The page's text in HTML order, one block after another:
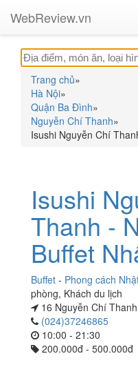
WebReview.vn
Trang chủ»
Hà Nội»
Quận Ba Đình»
Nguyễn Chí Thanh»
Isushi Nguyễn Chí
Isushi
Thanh -
Buffet
Buffet - Phong cách
phòng, Khách du lịch
16 Nguyễn Chí
(024)37246865
10:00 - 21:30
200.000đ - 500.000đ